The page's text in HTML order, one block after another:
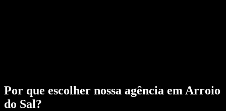
Por que escolher nossa agência em Arroio
do Sal?